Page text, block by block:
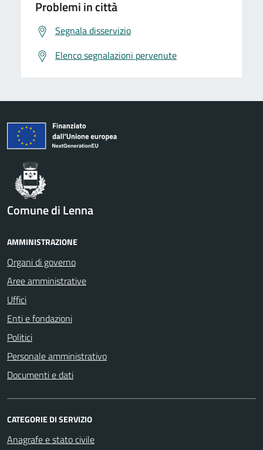
Problemi in città
Segnala disservizio
Elenco segnalazioni pervenute
Comune di Lenna
AMMINISTRAZIONE
Organi di governo
Aree amministrative
Uffici
Enti e fondazioni
Politici
Personale amministrativo
Documenti e dati
CATEGORIE DI SERVIZIO
Anagrafe e stato civile